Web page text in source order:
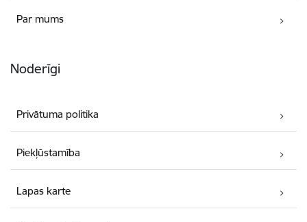
Par mums
Noderīgi
Privātuma politika
Piekļūstamība
Lapas karte